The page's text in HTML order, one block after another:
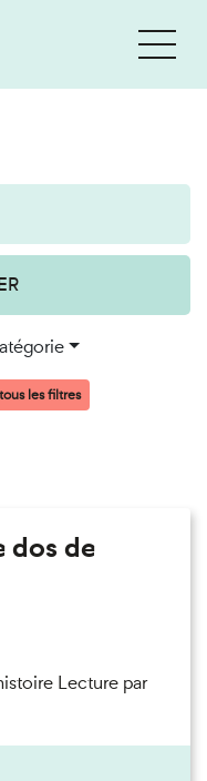
les filtres
dos de
Lecture par